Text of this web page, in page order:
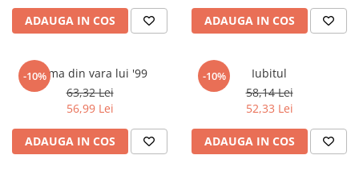
Legende istorice
Elevi de 10 plus
Lecturi Scolare
Lumea Copilariei
Ma pregatesc pentru scoala
Manuale - Carte Scolara
ADAUGA IN COS ADAUGA IN COS
-10%
Crima din vara lui '99
63,32 Lei
56,99 Lei
ADAUGA IN COS
-10%
Iubitul
58,14 Lei
52,33 Lei
ADAUGA IN COS